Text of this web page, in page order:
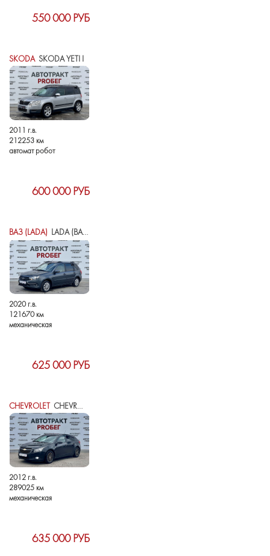
550 000 РУБ
SKODASKODA YETI I
2011 г.в.
212253 км
автомат робот
600 000 РУБ
ВАЗ (LADA) LADA (ВАЗ) GRANTA I РЕСТАЙЛИНГ
2020 г.в.
121670 км
механическая
625 000 РУБ
CHEVROLET CHEVROLET CRUZE I
2012 г.в.
289025 км
механическая
635 000 РУБ